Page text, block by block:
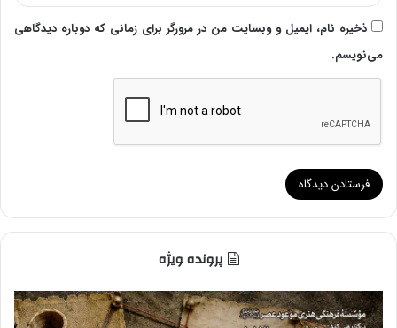
ذخیره نام، ایمیل و وبسایت من در مرورگر برای زمانی که دوباره دیدگاهی
می‌نویسم.
پرونده ویژه